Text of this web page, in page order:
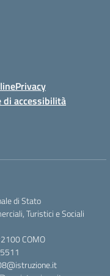
Privacy
di accessibilità
di Stato
Turistici e Sociali
COMO